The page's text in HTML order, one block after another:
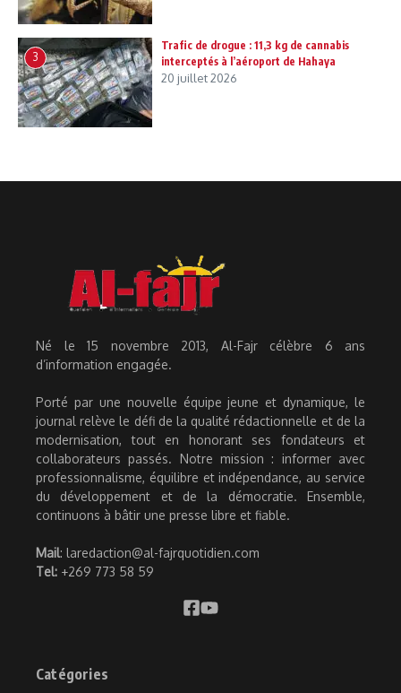
3
Trafic de drogue : 11,3 kg de cannabis
interceptés à l’aéroport de Hahaya
20 juillet 2026
Né le 15 novembre 2013, Al-Fajr célèbre 6 ans
d’information engagée.
Porté par une nouvelle équipe jeune et dynamique, le
journal relève le défi de la qualité rédactionnelle et de la
modernisation, tout en honorant ses fondateurs et
collaborateurs passés. Notre mission : informer avec
professionnalisme, équilibre et indépendance, au service
du développement et de la démocratie. Ensemble,
continuons à bâtir une presse libre et fiable.
Mail: laredaction@al-fajrquotidien.com
Tel: +269 773 58 59
Catégories